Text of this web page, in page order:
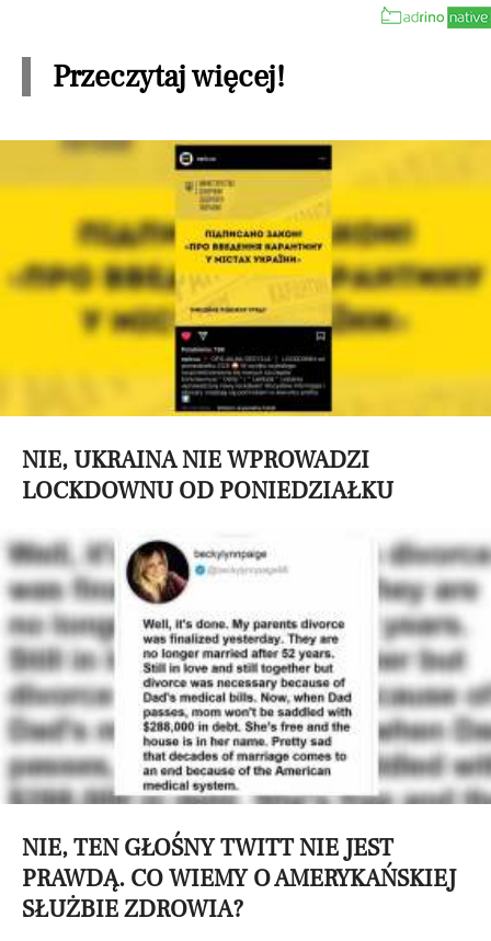
Przeczytaj więcej!
NIE, UKRAINA NIE WPROWADZI
LOCKDOWNU OD PONIEDZIAŁKU
NIE, TEN GŁOŚNY TWITT NIE JEST
PRAWDĄ. CO WIEMY O AMERYKAŃSKIEJ
SŁUŻBIE ZDROWIA?